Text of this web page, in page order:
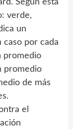
Según esta
verde,
un
caso por cada
promedio
promedio
de más
el